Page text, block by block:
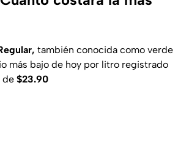
también conocida como verde
más bajo de hoy por litro registrado
de $23.90